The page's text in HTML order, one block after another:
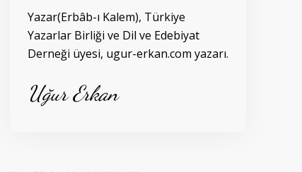
Yazar(Erbâb-ı Kalem), Türkiye
Yazarlar Birliği ve Dil ve Edebiyat
Derneği üyesi, ugur-erkan.com yazarı.
Uğur Erkan